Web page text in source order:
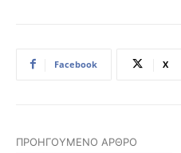
Facebook X
ΠΡΟΗΓΟΎΜΕΝΟ ΆΡΘΡΟ